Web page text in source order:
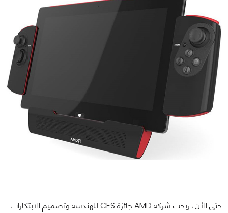
حتى الأن، ربحت شركة AMD جائزة CES للهندسة وتصميم الابتكارات